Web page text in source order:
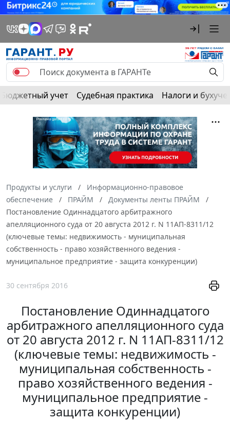
Бюджетный учет Судебная практика Налоги и
Продукты и услуги
Информационно-правовое
обеспечение
ПРАЙМ
Документы ленты ПРАЙМ
Постановление Одиннадцатого арбитражного
апелляционного суда от 20 августа 2012 г. N 11АП-8311/12
(ключевые темы: недвижимость - муниципальная
собственность - право хозяйственного ведения -
муниципальное предприятие - защита конкуренции)
30 сентября 2016
Постановление Одиннадцатого
арбитражного апелляционного суда
от 20 августа 2012 г. N 11АП-8311/12
(ключевые темы: недвижимость -
муниципальная собственность -
право хозяйственного ведения -
муниципальное предприятие -
защита конкуренции)